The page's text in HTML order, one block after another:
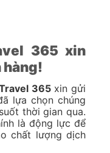
365 xin
hàng!
365 xin gửi
lựa chọn chúng
thời gian qua.
là động lực để
chất lượng dịch